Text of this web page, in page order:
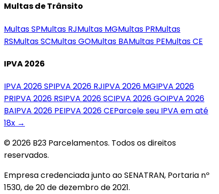
Multas de Trânsito
MultasSPMultas RJMultas MGMultas PRMultas
RSMultasSCMultasGOMultas BAMultas PEMultasCE
IPVA 2026
IPVA 2026SPIPVA 2026 RJIPVA 2026 MGIPVA 2026
PRIPVA 2026 RSIPVA 2026SCIPVA 2026GOIPVA 2026
BAIPVA 2026 PEIPVA 2026CEParcele seu IPVA em até
18x →
© 2026 B23 Parcelamentos. Todos os direitos
reservados.
Empresa credenciada junto ao SENATRAN, Portaria nº
1530, de 20 de dezembro de 2021.